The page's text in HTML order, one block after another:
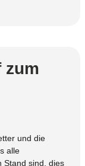
zum
und die
alle
Stand sind, dies